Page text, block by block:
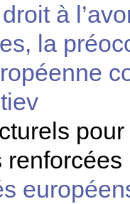
à
la
renforcées